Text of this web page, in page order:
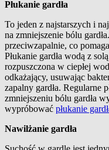
Płukanie gardła
To jeden z najstarszych i
na zmniejszenie bólu
przeciwzapalnie, co
Płukanie gardła wodą z
rozpuszczona w ciepłej
odkażający, usuwając
zapalny gardła. Regularne
zmniejszeniu bólu gardła
wypróbować płukanie
Nawilżanie gardła